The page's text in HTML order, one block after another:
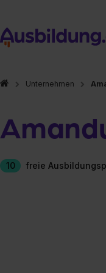
Unternehmen
10 freie